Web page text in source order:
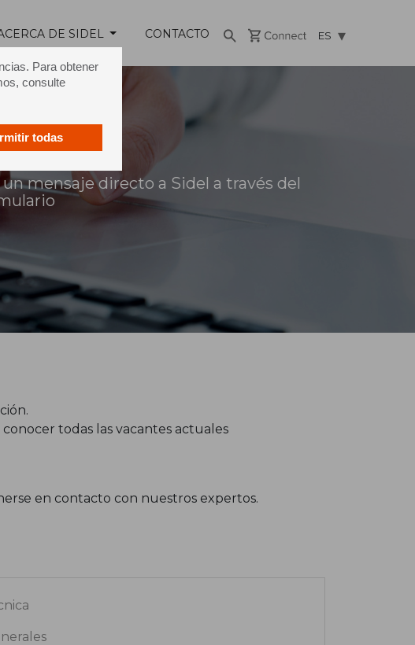
Para obtener
consulte
todas
DE SIDEL CONTACTO ES
mensaje directo a Sidel a través del
conocer todas las vacantes actuales
en contacto con nuestros expertos.